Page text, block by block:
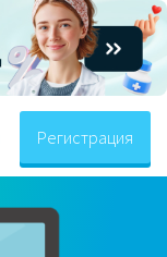
Регистрация